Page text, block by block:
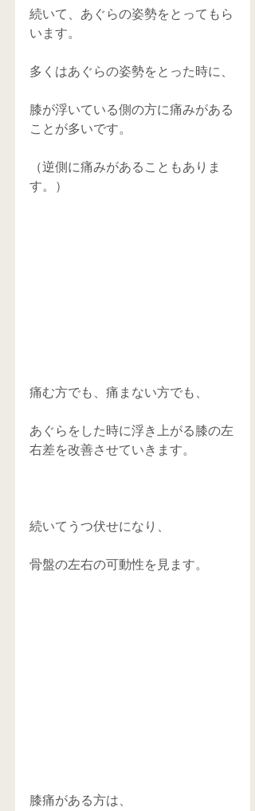
続いて、あぐらの姿勢をとってもら
います。
多くはあぐらの姿勢をとった時に、
膝が浮いている側の方に痛みがある
ことが多いです。
（逆側に痛みがあることもありま
す。）
痛む方でも、痛まない方でも、
あぐらをした時に浮き上がる膝の左
右差を改善させていきます。
続いてうつ伏せになり、
骨盤の左右の可動性を見ます。
膝痛がある方は、